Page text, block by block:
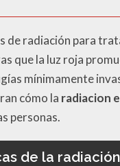
radiación para
que la luz roja
mínimamente
cómo la radiacion
personas.
de la radiación